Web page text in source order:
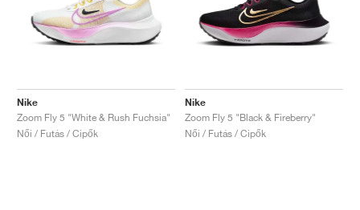
Nike
Zoom Fly 5 "White & Rush Fuchsia"
Női / Futás / Cipők
Nike
Zoom Fly 5 "Black & Fireberry"
Női / Futás / Cipők